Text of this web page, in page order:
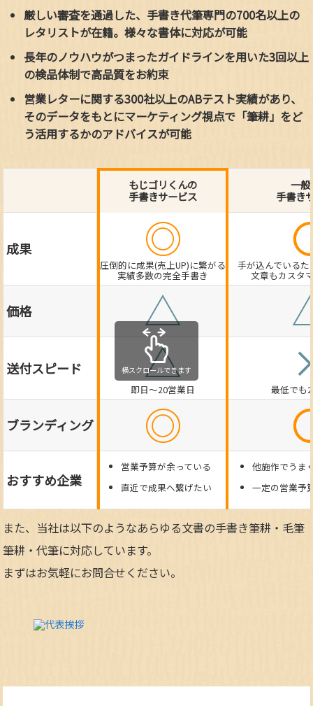
厳しい審査を通過した、手書き代筆専門の700名以上の
レタリストが在籍。様々な書体に対応が可能
長年のノウハウがつまったガイドラインを用いた3回以上
の検品体制で高品質をお約束
営業レターに関する300社以上のABテスト実績があり、
そのデータをもとにマーケティング視点で「筆耕」をど
う活用するかのアドバイスが可能
もじゴリくんの
手書きサービス
一般
手書き
成果 ◎
圧倒的に成果(売上UP)に繋がる
実績多数の完全手書き
手が込んでいる
文章もカスタ
価格 △
送付スピード △
即日～20営業日 最低でも
ブランディング ◎
おすすめ企業
営業予算が余っている
直近で成果へ繋げたい
他施作でうま
一定の営業予
横スクロールできます
また、当社は以下のようなあらゆる文書の手書き筆耕・毛筆
筆耕・代筆に対応しています。
まずはお気軽にお問合せください。